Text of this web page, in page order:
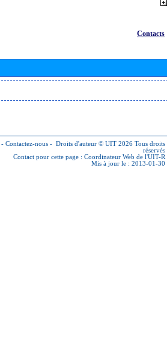
Contacts
- Contactez-nous - Droits d'auteur © UIT 2026 Tous droits
réservés
Contact pour cette page : Coordinateur Web de l'UIT-R
Mis à jour le : 2013-01-30